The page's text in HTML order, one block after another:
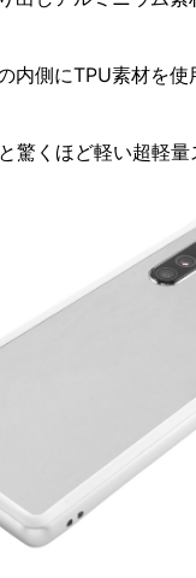
内側にTPU素材を
驚くほど軽い超軽量